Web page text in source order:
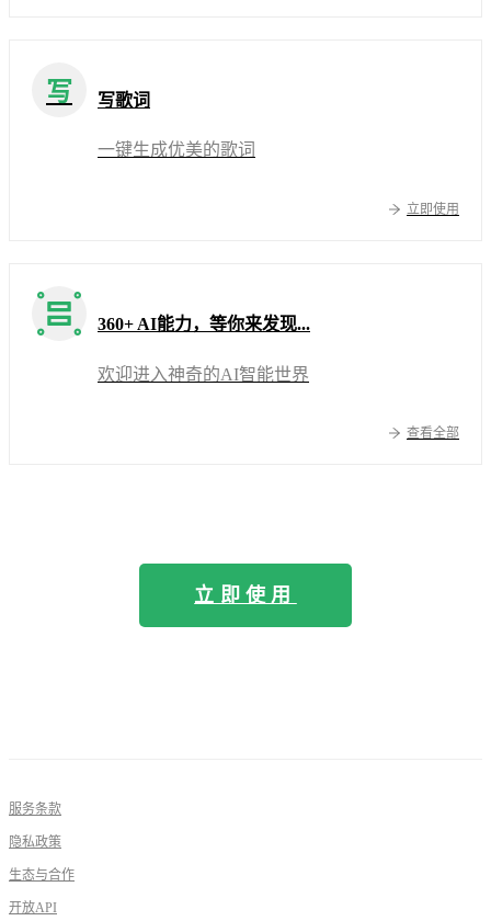
写 写歌词
一键生成优美的歌词
立即使用
360+ AI能力，等你来发现...
欢迎进入神奇的AI智能世界
查看全部
立即使用
服务条款
隐私政策
生态与合作
开放API